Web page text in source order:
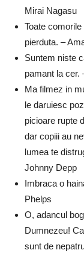
Mirai Nagasu
Toate
pierduta. –
Suntem niste
pamant la cer.
Ma filmez in
le daruiesc
picioare rupte
dar copiii au
lumea te
Johnny Depp
Imbraca o
Phelps
O, adancul
Dumnezeu!
sunt de